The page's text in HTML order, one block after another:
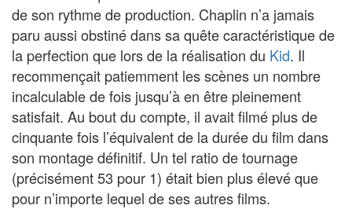
de son rythme de production. Chaplin n’a jamais
paru aussi obstiné dans sa quête caractéristique de
la perfection que lors de la réalisation du Kid. Il
recommençait patiemment les scènes un nombre
incalculable de fois jusqu’à en être pleinement
satisfait. Au bout du compte, il avait filmé plus de
cinquante fois l’équivalent de la durée du film dans
son montage définitif. Un tel ratio de tournage
(précisément 53 pour 1) était bien plus élevé que
pour n’importe lequel de ses autres films.